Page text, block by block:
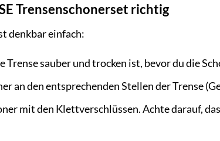
Trensenschonerset richtig
denkbar einfach:
Trense sauber und trocken ist, bevor du die
an den entsprechenden Stellen der Trense
mit den Klettverschlüssen. Achte darauf,